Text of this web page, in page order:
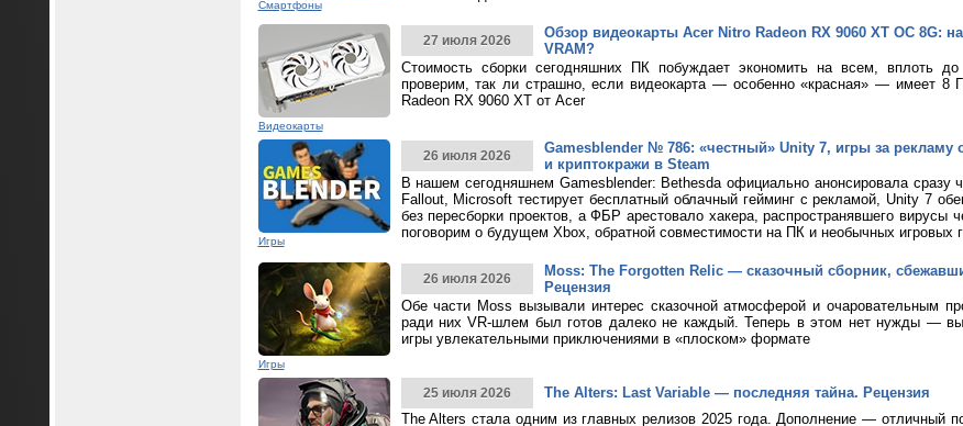
Смартфоны
Видеокарты
27 июля 2026
Обзор видеокарты Acer Nitro Radeon RX 9060 XT OC 8G: на
VRAM?
Стоимость сборки сегодняшних ПК побуждает экономить на всем, вплоть
проверим, так ли страшно, если видеокарта — особенно «красная» — имеет 8
Radeon RX 9060 XT от Acer
Игры
26 июля 2026
Gamesblender № 786: «честный» Unity 7, игры за рекламу
и криптокражи в Steam
В нашем сегодняшнем Gamesblender: Bethesda официально анонсировала сразу
Fallout, Microsoft тестирует бесплатный облачный гейминг с рекламой, Unity 7
без пересборки проектов, а ФБР арестовало хакера, распространявшего вирусы
поговорим о будущем Xbox, обратной совместимости на ПК и необычных игровых
Игры
26 июля 2026
Moss: The Forgotten Relic — сказочный сборник,
Рецензия
Обе части Moss вызывали интерес сказочной атмосферой и очаровательным
ради них VR-шлем был готов далеко не каждый. Теперь в этом нет нужды —
игры увлекательными приключениями в «плоском» формате
25 июля 2026
The Alters: Last Variable — последняя тайна. Рецензия
The Alters стала одним из главных релизов 2025 года. Дополнение — отличный